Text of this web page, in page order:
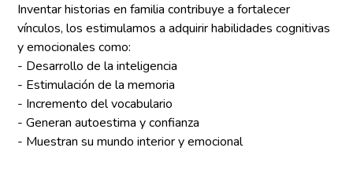
Inventar historias en familia contribuye a fortalecer
vínculos, los estimulamos a adquirir habilidades cognitivas
y emocionales como:
- Desarrollo de la inteligencia
- Estimulación de la memoria
- Incremento del vocabulario
- Generan autoestima y confianza
- Muestran su mundo interior y emocional